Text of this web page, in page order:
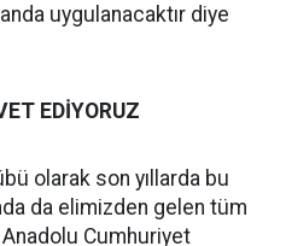
uygulanacaktır diye
EDİYORUZ
olarak son yıllarda bu
da elimizden gelen tüm
Cumhuriyet